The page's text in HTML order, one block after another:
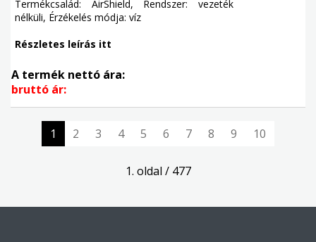
Termékcsalád: AirShield, Rendszer: vezeték
nélküli, Érzékelés módja: víz
Részletes leírás itt
A termék nettó ára:
bruttó ár:
1 2 3 4 5 6 7 8 9 10
1. oldal / 477